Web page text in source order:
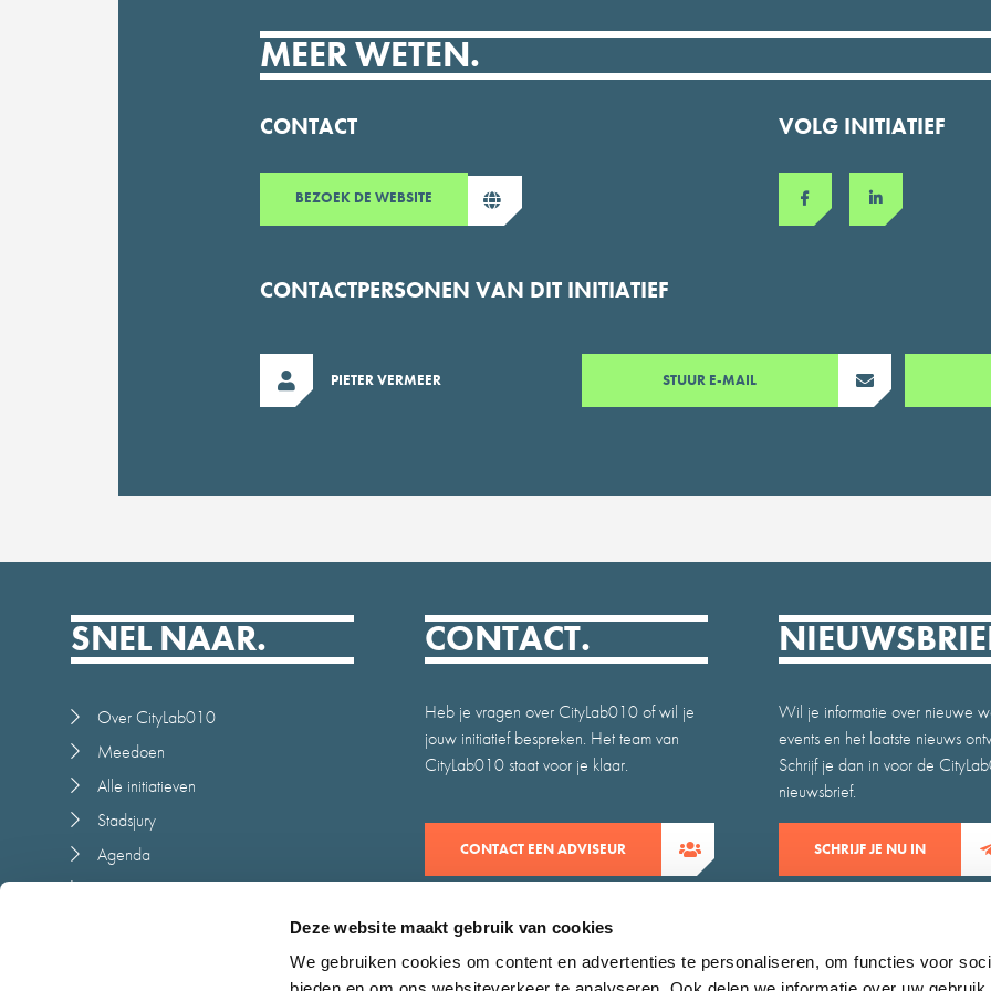
Deze website maakt gebruik van cookies
We gebruiken cookies om content en advertenties te personaliseren, om functies voor
MEER WETEN.
CONTACT
BEZOEKDE WEBSITE
VOLG INITIATIEF
CONTACTPERSONEN VAN DIT INITIATIEF
PIETER VERMEER STUUR E-MAIL
SNEL NAAR.
Over CityLab010
Meedoen
Alle initiatieven
Stadsjury
Agenda
Nieuws
CONTACT.
Heb je vragen over CityLab010 of wil je
jouw initiatief bespreken. Het team van
CityLab010 staat voor je klaar.
CONTACT EEN ADVISEUR
Wil je informatie over nieuwe
events en het laatste nieuws
Schrijf je dan in voor de
nieuwsbrief.
SCHRIJF JE NU IN